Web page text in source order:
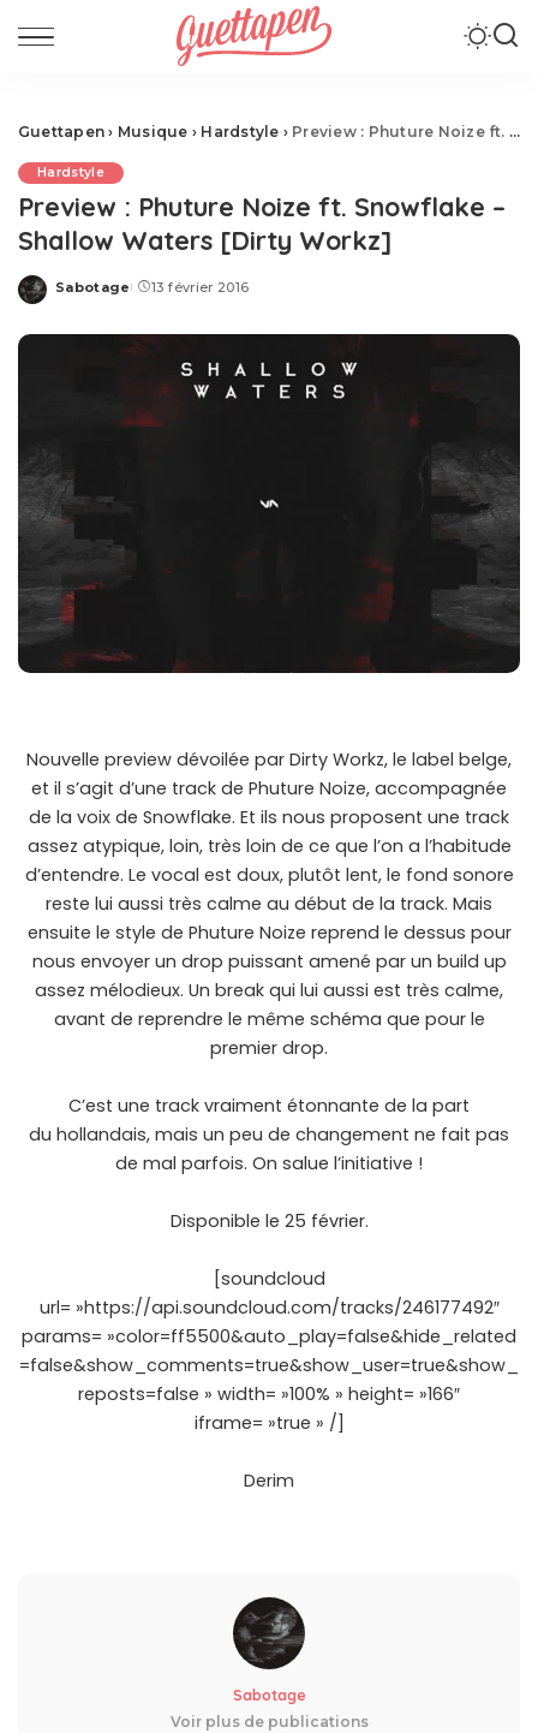
Guettapen › Musique › Hardstyle › Preview : Phuture Noize ft. Snowflake – Shallow Waters [Dirty Workz]
Hardstyle
Preview : Phuture Noize ft. Snowflake –
Shallow Waters [Dirty Workz]
Posted
Sabotage 13 février 2016
Nouvelle preview dévoilée par Dirty Workz, le label belge,
et il s’agit d’une track de Phuture Noize, accompagnée
de la voix de Snowflake. Et ils nous proposent une track
assez atypique, loin, très loin de ce que l’on a l’habitude
d’entendre. Le vocal est doux, plutôt lent, le fond sonore
reste lui aussi très calme au début de la track. Mais
ensuite le style de Phuture Noize reprend le dessus pour
nous envoyer un drop puissant amené par un build up
assez mélodieux. Un break qui lui aussi est très calme,
avant de reprendre le même schéma que pour le
premier drop.
C’est une track vraiment étonnante de la part
du hollandais, mais un peu de changement ne fait pas
de mal parfois. On salue l’initiative !
Disponible le 25 février.
[soundcloud
url= »https://api.soundcloud.com/tracks/246177492″
params= »color=ff5500&auto_play=false&hide_related
=false&show_comments=true&show_user=true&show_
reposts=false » width= »100% » height= »166″
iframe= »true » /]
Derim
Sabotage
Voir plus de publications